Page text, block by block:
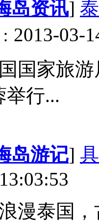
岛资讯]
2013-03-
国家旅
举行...
岛游记]
漫泰国